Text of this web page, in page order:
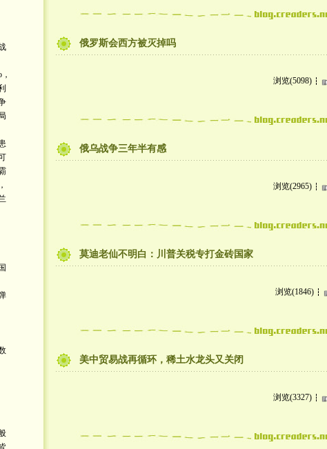
俄罗斯会西方被灭掉吗
浏览(5098)
俄乌战争三年半有感
浏览(2965)
莫迪老仙不明白：川普关税专打金砖国家
浏览(1846)
美中贸易战再循环，稀土水龙头又关闭
浏览(3327)